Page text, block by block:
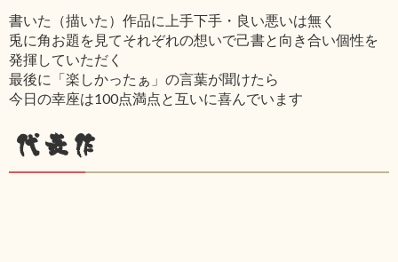
書いた（描いた）作品に上手下手・良い悪いは無く
兎に角お題を見てそれぞれの想いで己書と向き合い個性を
発揮していただく
最後に「楽しかったぁ」の言葉が聞けたら
今日の幸座は100点満点と互いに喜んでいます
代表作